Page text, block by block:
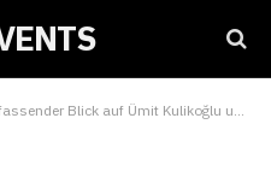
Blick auf Ümit Kulikoğlu und seine Errungenschaften